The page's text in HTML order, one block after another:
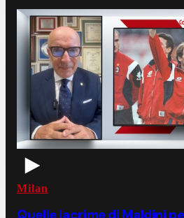
Milan